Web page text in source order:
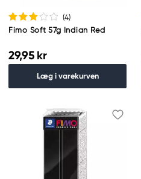
(4)
Fimo Soft 57g Indian Red
29,95 kr
Læg i varekurven